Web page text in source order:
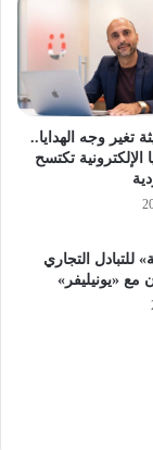
تغير وجه الهدايا..
الإلكترونية تكتسح
للتبادل التجاري
مع «يونيليفر»